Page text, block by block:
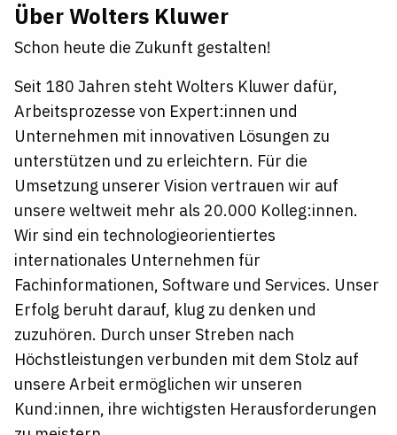
Über Wolters Kluwer
Schon heute die Zukunft gestalten!
Seit 180 Jahren steht Wolters Kluwer dafür,
Arbeitsprozesse von Expert:innen und
Unternehmen mit innovativen Lösungen zu
unterstützen und zu erleichtern. Für die
Umsetzung unserer Vision vertrauen wir auf
unsere weltweit mehr als 20.000 Kolleg:innen.
Wir sind ein technologieorientiertes
internationales Unternehmen für
Fachinformationen, Software und Services. Unser
Erfolg beruht darauf, klug zu denken und
zuzuhören. Durch unser Streben nach
Höchstleistungen verbunden mit dem Stolz auf
unsere Arbeit ermöglichen wir unseren
Kund:innen, ihre wichtigsten Herausforderungen